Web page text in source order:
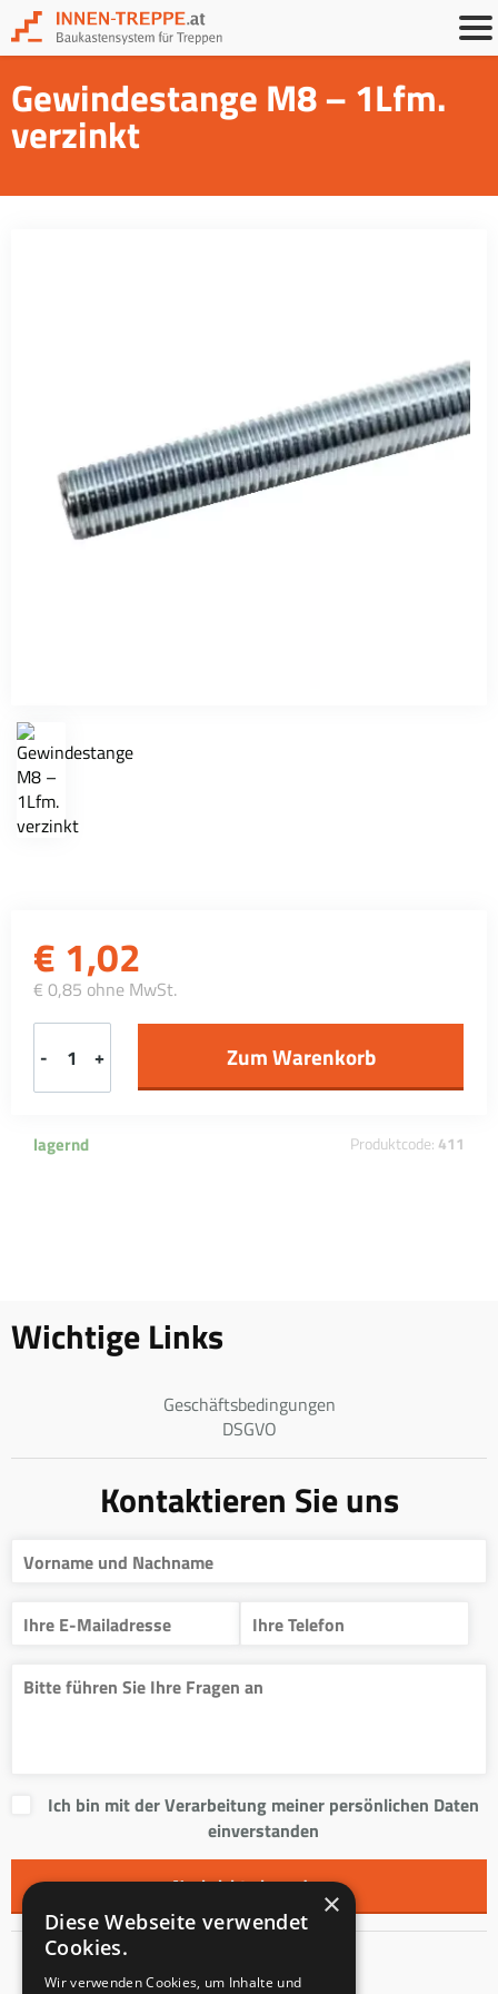
Gewindestange M8 – 1Lfm.
verzinkt
€ 1,02
€ 0,85 ohne MwSt.
- +
lagernd Produktcode: 411
Wichtige Links
Geschäftsbedingungen
DSGVO
Kontaktieren Sie uns
Ich bin mit der Verarbeitung meiner persönlichen Daten
einverstanden
Kontakt
×
Diese Webseite verwendet
Cookies.
Wir verwenden Cookies, um Inhalte und